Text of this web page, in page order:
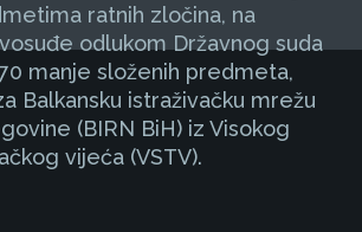
ratnih zločina, na
odlukom Državnog suda
manje složenih predmeta,
Balkansku istraživačku mrežu
(BIRN BiH) iz Visokog
vijeća (VSTV).